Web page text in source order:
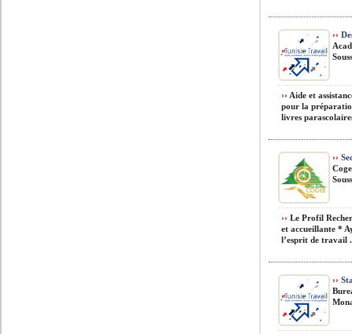
››
›› Aide et
pour la
livres
››
›› Le Profil
et accueillante *
l’esprit de travail
››